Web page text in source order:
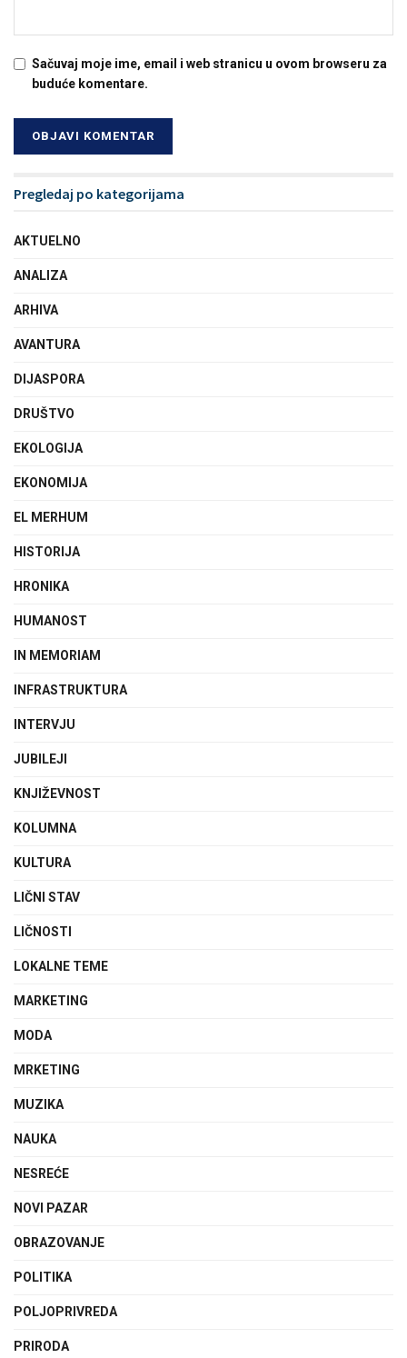
Sačuvaj moje ime, email i web stranicu u ovom browseru za
buduće komentare.
Pregledaj po kategorijama
AKTUELNO
ANALIZA
ARHIVA
AVANTURA
DIJASPORA
DRUŠTVO
EKOLOGIJA
EKONOMIJA
EL MERHUM
HISTORIJA
HRONIKA
HUMANOST
IN MEMORIAM
INFRASTRUKTURA
INTERVJU
JUBILEJI
KNJIŽEVNOST
KOLUMNA
KULTURA
LIČNI STAV
LIČNOSTI
LOKALNE TEME
MARKETING
MODA
MRKETING
MUZIKA
NAUKA
NESREĆE
NOVI PAZAR
OBRAZOVANJE
POLITIKA
POLJOPRIVREDA
PRIRODA